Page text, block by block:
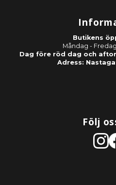
Butikens
Måndag -
Dag före röd dag och
Adress:
Följ